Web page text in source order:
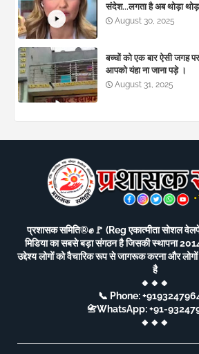
संदेश...लगता है अब थोड़ा
August 30, 2025
बच्चों को एक बार ऐसी जगह
आपको यंहा ना जाना पड़े ।
August 31, 2025
प्रशासक समिति®️✊🚩 (Reg एकात्मीता सोशल
मिडिया का सबसे बड़ा संगठन है जिसकी स्थापना
उद्देश्य लोगों को वैचारिक रूप से जागरूक करना और लोगों
है
🔸🔸🔸
📞 Phone:
📇WhatsApp: +91-
🔸🔸🔸